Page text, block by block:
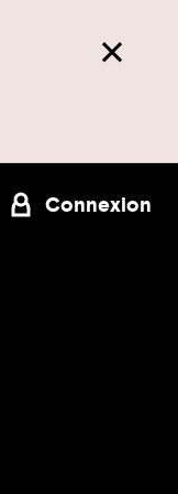
Connexion